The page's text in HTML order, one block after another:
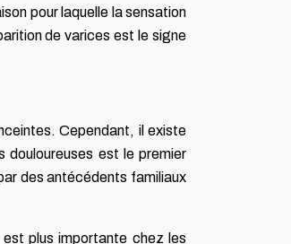
pour laquelle la sensation
de varices est le signe
Cependant, il existe
douloureuses est le premier
des antécédents familiaux
plus importante chez les